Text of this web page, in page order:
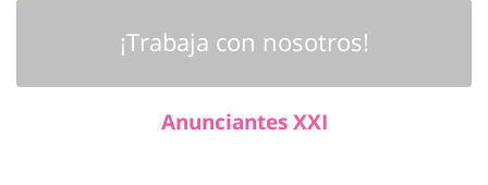
¡Trabaja con nosotros!
Anunciantes XXI